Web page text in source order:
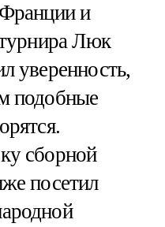
и
Люк
уверенность,
подобные
сборной
посетил